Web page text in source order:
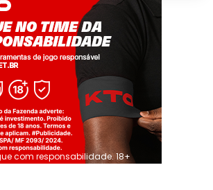
com responsabilidade. 18+